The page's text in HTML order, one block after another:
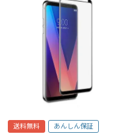
送料無料 あんしん保証